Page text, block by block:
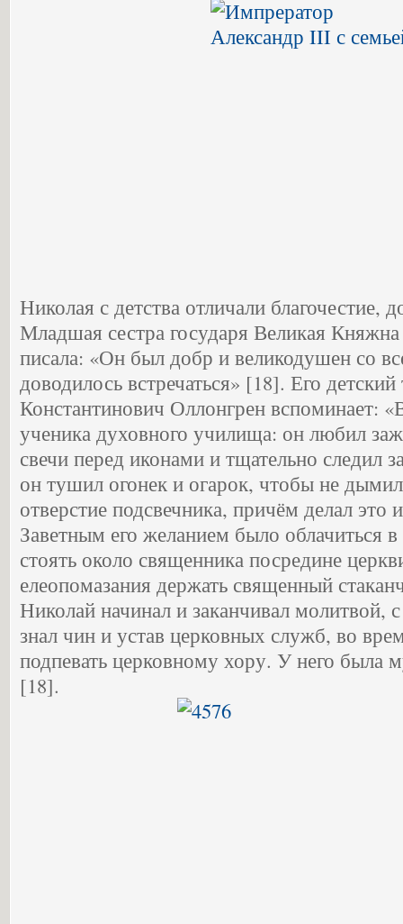
Николая с детства отличали благочестие,
Младшая сестра государя Великая
писала: «Он был добр и великодушен со
доводилось встречаться» [18]. Его
Константинович Оллонгрен вспоминает:
ученика духовного училища: он любил
свечи перед иконами и тщательно следил
он тушил огонек и огарок, чтобы не
отверстие подсвечника, причём делал это
Заветным его желанием было облачиться в
стоять около священника посредине
елеопомазания держать священный
Николай начинал и заканчивал молитвой,
знал чин и устав церковных служб, во
подпевать церковному хору. У него была
[18].